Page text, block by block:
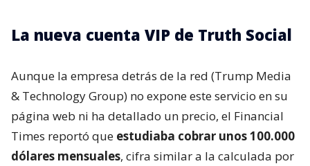
La nueva cuenta VIP de Truth Social
Aunque la empresa detrás de la red (Trump Media
& Technology Group) no expone este servicio en su
página web ni ha detallado un precio, el Financial
Times reportó que estudiaba cobrar unos 100.000
dólares mensuales, cifra similar a la calculada por